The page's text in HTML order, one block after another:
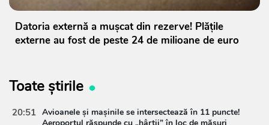
Datoria externă a mușcat din rezerve! Plățile
externe au fost de peste 24 de milioane de euro
Toate știrile
20:51 Avioanele și mașinile se intersectează în 11 puncte!